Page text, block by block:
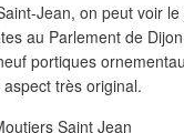
Jean, on peut voir
au Parlement de
portiques
très original.